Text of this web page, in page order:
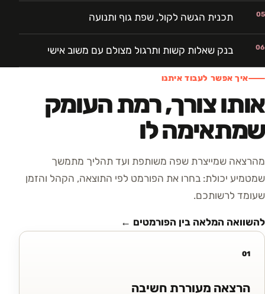
05 תכנית הגשה לקול, שפת גוף ותנועה
06 בנק שאלות קשות ותרגול מצולם עם משוב אישי
איך אפשר לעבוד איתנו
אותו צורך, רמת העומק
שמתאימה לו
מהרצאה שמייצרת שפה משותפת ועד תהליך מתמשך
שמטמיע יכולת: בחרו את הפורמט לפי התוצאה, הקהל והזמן
שעומד לרשותכם.
להשוואה המלאה בין הפורמטים ←
01
הרצאה מעוררת חשיבה